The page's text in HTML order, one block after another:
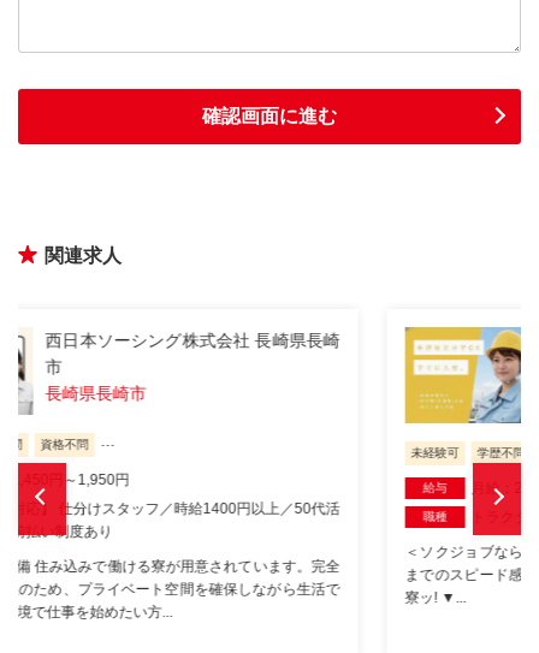
関連求人
西日本ソーシング株式会社 長崎県長崎
未経験可
給与 月給：270,000円～310,000円
職種 トラクターの組立業務
＜ソクジョブなら可能です!(^^)! --【3つのお約束】- その１ ▼入寮
までのスピード感ッ! ▼応募当日に入寮可能ッ! その２ ▼綺麗な1R
寮ッ! ▼...